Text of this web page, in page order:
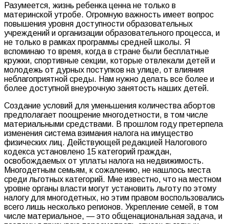
Разумеется, жизнь ребенка ценна не только в
материнской утробе. Огромную важность имеет вопрос
повышения уровня доступности образовательных
учреждений и организации образовательного процесса, и
не только в рамках программы средней школы. Я
вспоминаю то время, когда в стране были бесплатные
кружки, спортивные секции, которые отвлекали детей и
молодежь от дурных поступков на улице, от влияния
неблагоприятной среды. Нам нужно делать все более и
более доступной внеурочную занятость наших детей.
Создание условий для уменьшения количества абортов
предполагает поощрение многодетности, в том числе
материальными средствами. В прошлом году претерпела
изменения система взимания налога на имущество
физических лиц. Действующей редакцией Налогового
кодекса установлено 15 категорий граждан,
освобождаемых от уплаты налога на недвижимость.
Многодетным семьям, к сожалению, не нашлось места
среди льготных категорий. Мне известно, что на местном
уровне органы власти могут установить льготу по этому
налогу для многодетных, но этим правом воспользовались
всего лишь несколько регионов. Укрепление семей, в том
числе материальное, — это общенациональная задача, и